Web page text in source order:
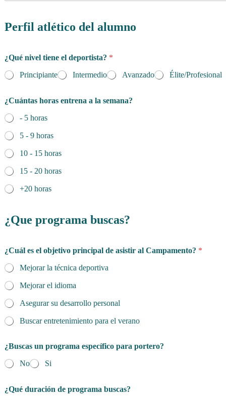
Perfil atlético del alumno
¿Qué nivel tiene el deportista? *
Principiante
Intermedio Avanzado Élite/Profesional
¿Cuántas horas entrena a la semana?
- 5 horas
5 - 9 horas
10 - 15 horas
15 - 20 horas
+20 horas
¿Que programa buscas?
¿Cuál es el objetivo principal de asistir al Campamento? *
Mejorar la técnica deportiva
Mejorar el idioma
Asegurar su desarrollo personal
Buscar entretenimiento para el verano
¿Buscas un programa específico para portero?
No
Si
¿Qué duración de programa buscas?